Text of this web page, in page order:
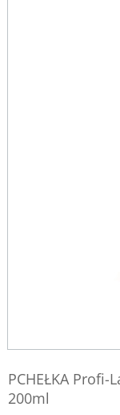
PCHEŁKA
200ml